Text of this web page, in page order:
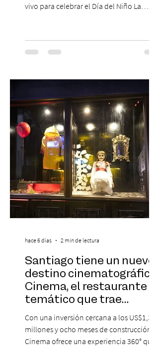
vivo para celebrar el Día del Niño La
musical única e inolvidable con motivo del
Día del Niño. El espectáculo Hollywood
de todos los tiempos en un concierto en
sinfónica en pleno, coro y una
sorprendente puesta en escena pensada
especialmente pa
Santiago tiene un nuevo
destino cinematográfico:
Cinema, el restaurante
temático que trae
Hollywood a Chile
Con una inversión cercana a los US$1,3
millones y ocho meses de construcción,
Cinema ofrece una experiencia 360° que
hace 6 días 2 min de lectura